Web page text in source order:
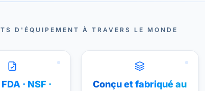
D'ÉQUIPEMENT À TRAVERS LE MONDE
· NSF ·
Conçu et fabriqué au